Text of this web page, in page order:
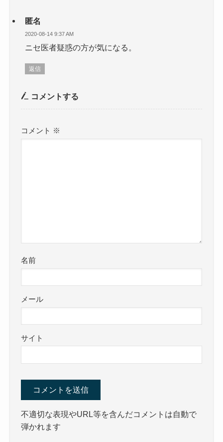
匿名
2020-08-14 9:37 AM
ニセ医者疑惑の方が気になる。
返信
コメントする
コメント ※
名前
メール
サイト
不適切な表現やURL等を含んだコメントは自動で
弾かれます